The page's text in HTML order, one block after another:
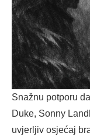
Snažnu potporu
Duke, Sonny
uvjerljiv osjećaj